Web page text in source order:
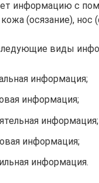
информацию с
(осязание), нос
виды
информация;
информация;
информация;
информация;
информация.